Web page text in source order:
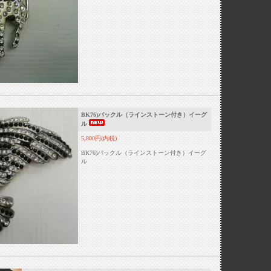
BK76)バックル（ラインストーン付き）イーグ
ル
5,800円(内税)
BK76)バックル（ラインストーン付き）イーグ
ル